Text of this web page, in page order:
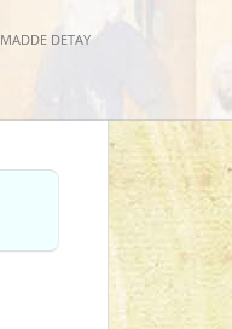
MADDE DETAY